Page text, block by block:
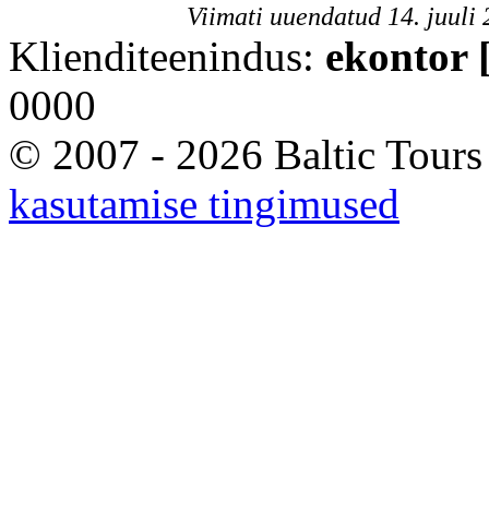
Viimati uuendatud 14. juuli
Klienditeenindus: ekontor
0000
© 2007 - 2026 Baltic
kasutamise tingimused